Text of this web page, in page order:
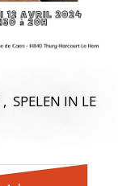
SPELEN IN LE